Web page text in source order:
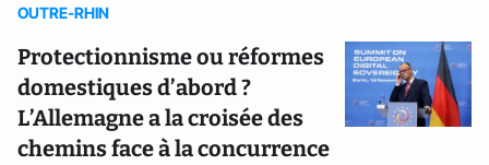
OUTRE-RHIN
Protectionnisme ou réformes
domestiques d’abord ?
L’Allemagne a la croisée des
chemins face à la concurrence